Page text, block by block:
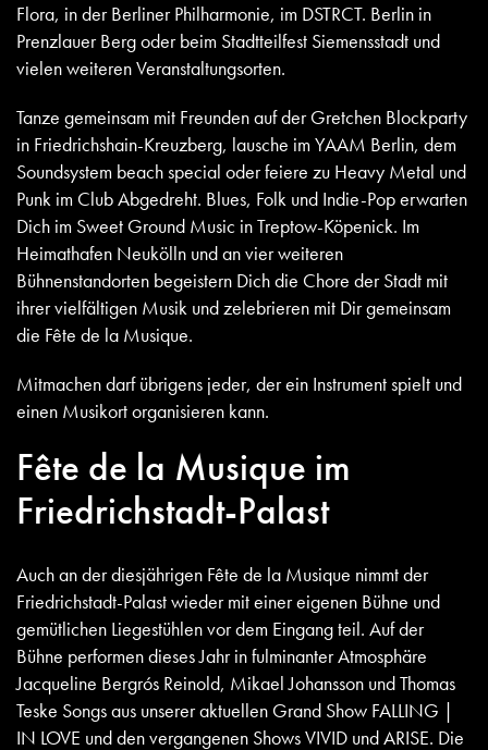
Flora, in der Berliner Philharmonie, im DSTRCT. Berlin in
Prenzlauer Berg oder beim Stadtteilfest Siemensstadt und
vielen weiteren Veranstaltungsorten.
Tanze gemeinsam mit Freunden auf der Gretchen Blockparty
in Friedrichshain-Kreuzberg, lausche im YAAM Berlin, dem
Soundsystem beach special oder feiere zu Heavy Metal und
Punk im Club Abgedreht. Blues, Folk und Indie-Pop erwarten
Dich im Sweet Ground Music in Treptow-Köpenick. Im
Heimathafen Neukölln und an vier weiteren
Bühnenstandorten begeistern Dich die Chore der Stadt mit
ihrer vielfältigen Musik und zelebrieren mit Dir gemeinsam
die Fête de la Musique.
Mitmachen darf übrigens jeder, der ein Instrument spielt und
einen Musikort organisieren kann.
Fête de la Musique im
Friedrichstadt-Palast
Auch an der diesjährigen Fête de la Musique nimmt der
Friedrichstadt-Palast wieder mit einer eigenen Bühne und
gemütlichen Liegestühlen vor dem Eingang teil. Auf der
Bühne performen dieses Jahr in fulminanter Atmosphäre
Jacqueline Bergrós Reinold, Mikael Johansson und Thomas
Teske Songs aus unserer aktuellen Grand Show FALLING |
IN LOVE und den vergangenen Shows VIVID und ARISE. Die